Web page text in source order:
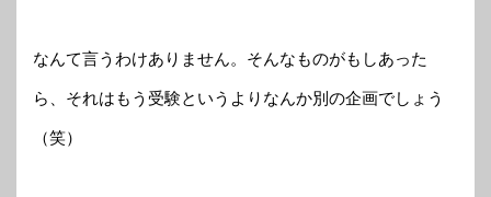
なんて言うわけありません。そんなものがもしあった
ら、それはもう受験というよりなんか別の企画でしょう
（笑）